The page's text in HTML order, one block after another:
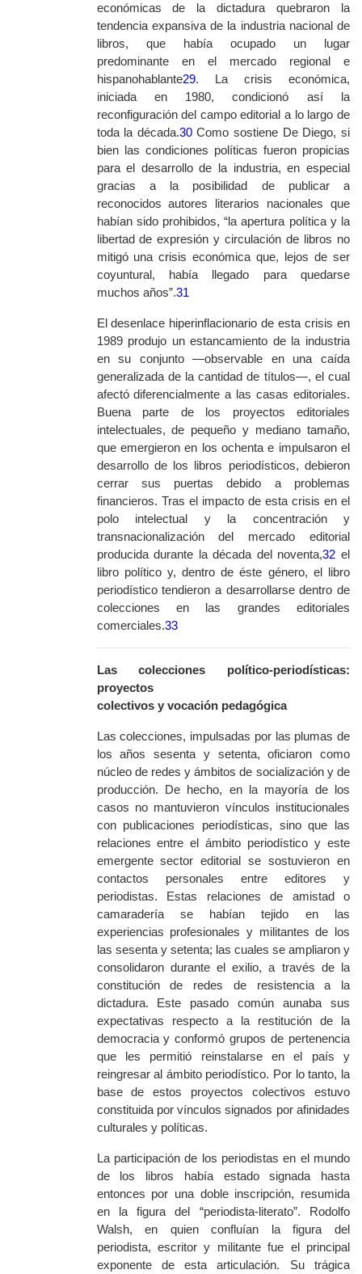
económicas de la dictadura quebraron la
tendencia expansiva de la industria nacional de
libros, que había ocupado un lugar
predominante en el mercado regional e
hispanohablante29. La crisis económica,
iniciada en 1980, condicionó así la
reconfiguración del campo editorial a lo largo de
toda la década.30Como sostiene De Diego, si
bien las condiciones políticas fueron propicias
para el desarrollo de la industria, en especial
gracias a la posibilidad de publicar a
reconocidos autores literarios nacionales que
habían sido prohibidos, “la apertura política y la
libertad de expresión y circulación de libros no
mitigó una crisis económica que, lejos de ser
coyuntural, había llegado para quedarse
muchos años”.31
El desenlace hiperinflacionario de esta crisis en
1989 produjo un estancamiento de la industria
en su conjunto —observable en una caída
generalizada de la cantidad de títulos—, el cual
afectó diferencialmente a las casas editoriales.
Buena parte de los proyectos editoriales
intelectuales, de pequeño y mediano tamaño,
que emergieron en los ochenta e impulsaron el
desarrollo de los libros periodísticos, debieron
cerrar sus puertas debido a problemas
financieros. Tras el impacto de esta crisis en el
polo intelectual y la concentración y
transnacionalización del mercado editorial
producida durante la década del noventa,32 el
libro político y, dentro de éste género, el libro
periodístico tendieron a desarrollarse dentro de
colecciones en las grandes editoriales
comerciales.33
Las colecciones político-periodísticas:
proyectos
colectivos y vocación pedagógica
Las colecciones, impulsadas por las plumas de
los años sesenta y setenta, oficiaron como
núcleo de redes y ámbitos de socialización y de
producción. De hecho, en la mayoría de los
casos no mantuvieron vínculos institucionales
con publicaciones periodísticas, sino que las
relaciones entre el ámbito periodístico y este
emergente sector editorial se sostuvieron en
contactos personales entre editores y
periodistas. Estas relaciones de amistad o
camaradería se habían tejido en las
experiencias profesionales y militantes de los
las sesenta y setenta; las cuales se ampliaron y
consolidaron durante el exilio, a través de la
constitución de redes de resistencia a la
dictadura.
Este pasado común aunaba sus
expectativas respecto a la restitución de la
democracia y conformó grupos de pertenencia
que les permitió reinstalarse en el país y
reingresar al ámbito periodístico. Por lo tanto, la
base de estos proyectos colectivos estuvo
constituida por vínculos signados por afinidades
culturales y políticas.
La participación de los periodistas en el mundo
de los libros había estado signada hasta
entonces por una doble inscripción, resumida
en la figura del “periodista-literato”.
Rodolfo
Walsh, en quien confluían la figura del
periodista, escritor y militante fue el principal
exponente de esta articulación. Su trágica